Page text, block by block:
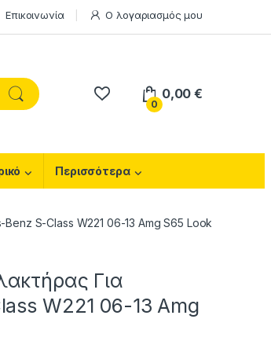
Επικοινωνία Ο λογαριασμός μου
0
0,00€
Περισσότερα
S-Class W221 06-13 Amg S65 Look
Για
W221 06-13 Amg